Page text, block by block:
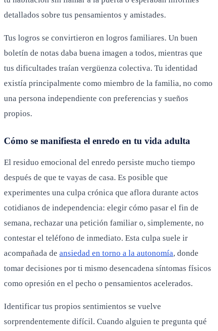
detallados sobre tus pensamientos y amistades.
Tus logros se convirtieron en logros familiares. Un buen
boletín de notas daba buena imagen a todos, mientras que
tus dificultades traían vergüenza colectiva. Tu identidad
existía principalmente como miembro de la familia, no como
una persona independiente con preferencias y sueños
propios.
Cómo se manifiesta el enredo en tu vida adulta
El residuo emocional del enredo persiste mucho tiempo
después de que te vayas de casa. Es posible que
experimentes una culpa crónica que aflora durante actos
cotidianos de independencia: elegir cómo pasar el fin de
semana, rechazar una petición familiar o, simplemente, no
contestar el teléfono de inmediato. Esta culpa suele ir
acompañada de ansiedad en torno a la autonomía, donde
tomar decisiones por ti mismo desencadena síntomas físicos
como opresión en el pecho o pensamientos acelerados.
Identificar tus propios sentimientos se vuelve
sorprendentemente difícil. Cuando alguien te pregunta qué